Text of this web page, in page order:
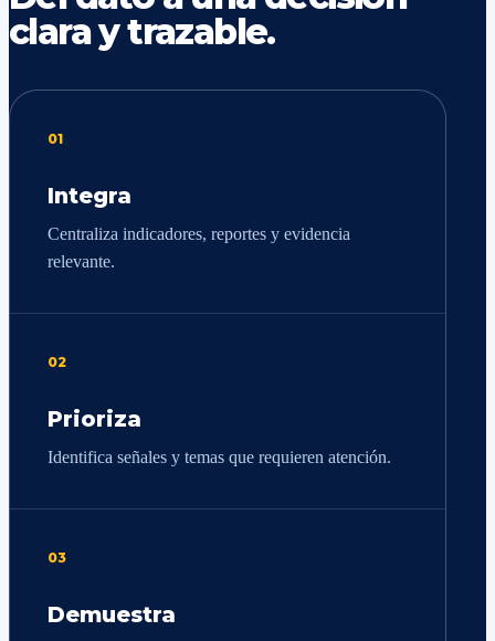
clara y trazable.
01
Integra
Centraliza indicadores, reportes y evidencia
relevante.
02
Prioriza
Identifica señales y temas que requieren atención.
03
Demuestra